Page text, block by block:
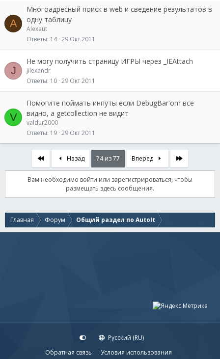
A
Многоадресный поиск в web и сведение результатов в
одну таблицу
Alexaut
Ответы 14 29 Окт 2011
J
Не могу получить страницу ИГРЫ через _IEAttach
jilexandr
Ответы 10 29 Окт 2011
V
Помогите поймать инпуты если DebugBar'om все
видно, а getcollection не видит
valdur2000
Ответы 19 29 Окт 2011
Первый Назад 74 из 77 Вперед Последняя
Вам необходимо войти или зарегистрироваться, чтобы
размещать здесь сообщения.
Главная Форум Общий раздел по AutoIt
Русский (RU)
Обратная связь
Условия использования